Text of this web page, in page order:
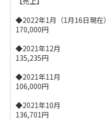
◆2022年1月（1月16日現在）
170,000円
◆2021年12月
135,235円
◆2021年11月
106,000円
◆2021年10月
136,701円